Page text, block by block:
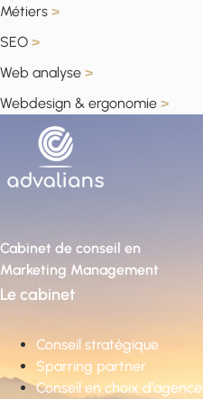
Métiers >
SEO >
Web analyse >
Webdesign & ergonomie >
Cabinet de conseil en
Marketing Management
Le cabinet
Conseil stratégique
Sparring partner
Conseil en choix d’agence